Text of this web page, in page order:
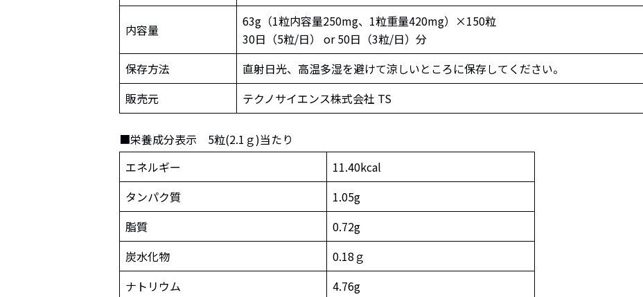
内容量
63g（1粒内容量250mg、1粒重量420mg）×150粒
30日（5粒/日） or 50日（3粒/日）分
保存方法
直射日光、高温多湿を避けて涼しいところに保存してください。
販売元
テクノサイエンス株式会社 TS
■栄養成分表示 5粒(2.1ｇ)当たり
エネルギー
11.40kcal
タンパク質
1.05g
脂質
0.72g
炭水化物
0.18ｇ
ナトリウム
4.76g